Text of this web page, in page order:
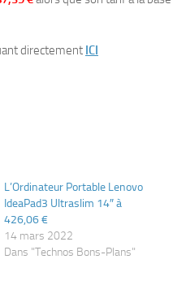
directement ICI
L’Ordinateur Portable Lenovo
IdeaPad3 Ultraslim 14″ à
426,06 €
14 mars 2022
Dans "Technos Bons-Plans"